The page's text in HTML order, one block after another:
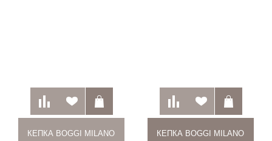
КЕПКА BOGGI MILANO КЕПКА BOGGI MILANO